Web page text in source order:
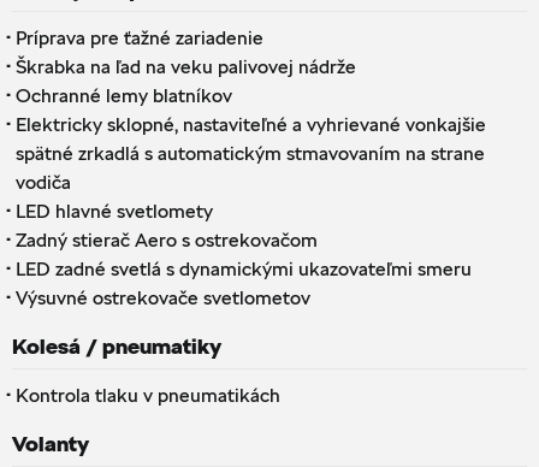
· Príprava pre ťažné zariadenie
· Škrabka na ľad na veku palivovej nádrže
· Ochranné lemy blatníkov
· Elektricky sklopné, nastaviteľné a vyhrievané vonkajšie
spätné zrkadlá s automatickým stmavovaním na strane
vodiča
· LED hlavné svetlomety
· Zadný stierač Aero s ostrekovačom
· LED zadné svetlá s dynamickými ukazovateľmi smeru
· Výsuvné ostrekovače svetlometov
Kolesá / pneumatiky
· Kontrola tlaku v pneumatikách
Volanty